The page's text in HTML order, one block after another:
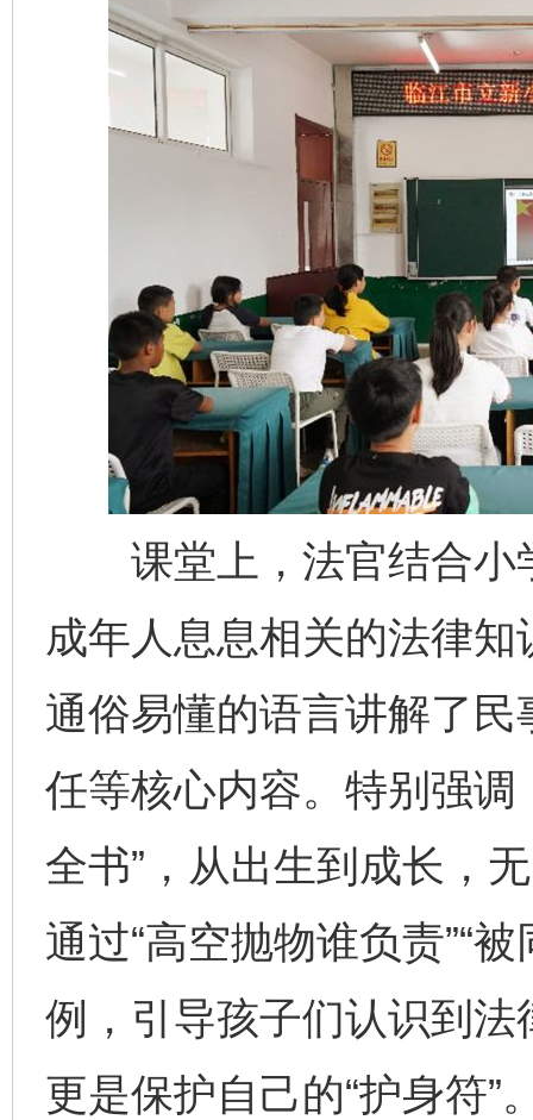
课堂上，法官结合小
成年人息息相关的法律
通俗易懂的语言讲解了
任等核心内容。特别强调
全书”，从出生到成长，
通过“高空抛物谁负责”“
例，引导孩子们认识到法
更是保护自己的“护身符”